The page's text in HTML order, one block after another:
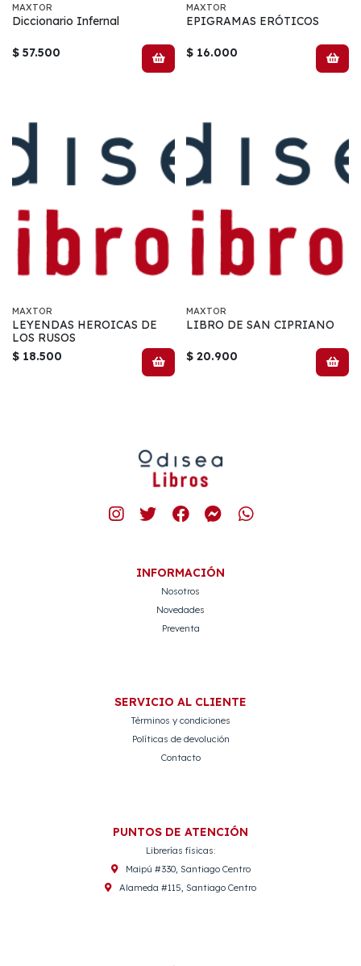
MAXTOR
Diccionario Infernal
$ 57.500
MAXTOR
EPIGRAMAS ERÓTICOS
$ 16.000
MAXTOR
LEYENDAS HEROICAS DE
LOS RUSOS
$ 18.500
MAXTOR
LIBRO DE SAN CIPRIANO
$ 20.900
INFORMACIÓN
Nosotros
Novedades
Preventa
SERVICIO AL CLIENTE
Términos y condiciones
Políticas de devolución
Contacto
PUNTOS DE ATENCIÓN
Librerías físicas:
Maipú #330, Santiago Centro
Alameda #115, Santiago Centro